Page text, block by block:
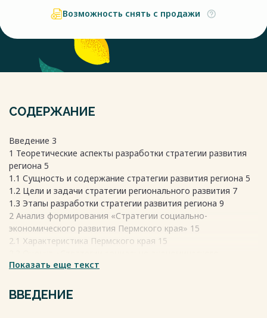
Возможность снять с продажи
СОДЕРЖАНИЕ
Введение 3
1 Теоретические аспекты разработки стратегии развития
региона 5
1.1 Сущность и содержание стратегии развития региона 5
1.2 Цели и задачи стратегии регионального развития 7
1.3 Этапы разработки стратегии развития региона 9
2 Анализ формирования «Стратегии социально-
экономического развития Пермского края» 15
2.1 Характеристика Пермского края 15
развития Пермского края» до 2026 года 22
социально-кономичкого развития Пермского края» 27
3.1 Направления совершенствования реализации стратегии
Показать еще текст
ВВЕДЕНИЕ